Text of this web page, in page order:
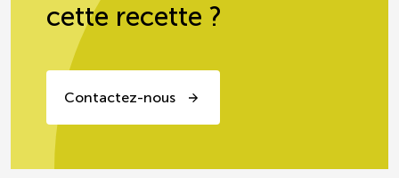
cette recette ?
Contactez-nous